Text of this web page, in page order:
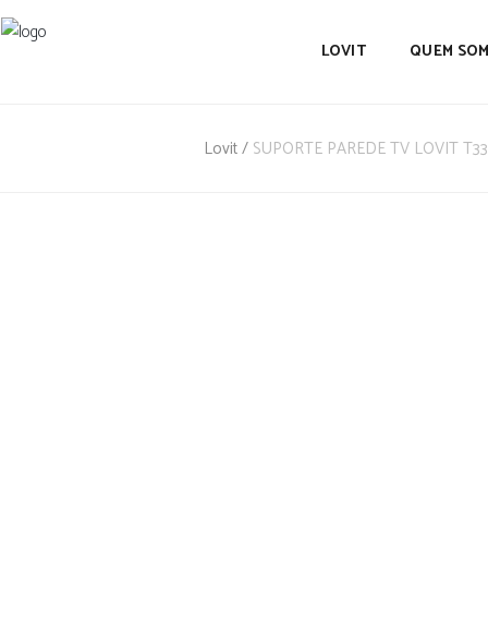
LOVIT QUEM
Lovit/ SUPORTE PAREDE TV LOVIT T33